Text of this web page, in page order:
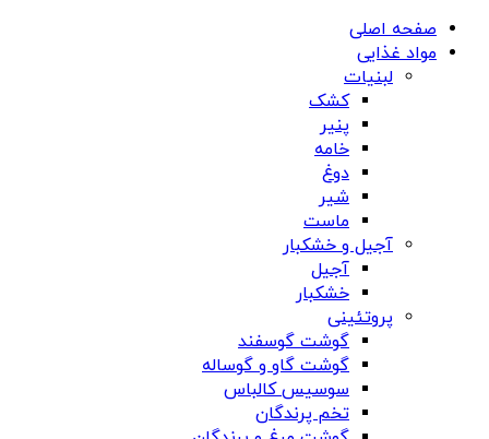
صفحه اصلی
مواد غذایی
لبنیات
کشک
پنیر
خامه
دوغ
شیر
ماست
آجیل و خشکبار
آجیل
خشکبار
پروتئینی
گوشت گوسفند
گوشت گاو و گوساله
سوسیس کالباس
تخم پرندگان